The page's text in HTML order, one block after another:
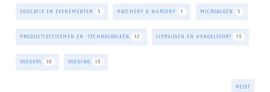
EDUCATIE EN EVENEMENTEN 5 HATCHERY & NURSERY 1 MICROALGEN 5
PRODUCTIESYSTEMEN EN -TECHNOLOGIEËN 12 SIERVISSEN EN HENGELSPORT 13
VOEDERS 10 VOEDING 13
RESET